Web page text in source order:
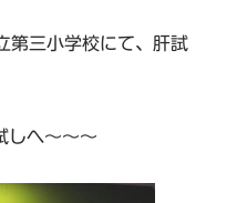
三小学校にて、肝試
しへ～～～